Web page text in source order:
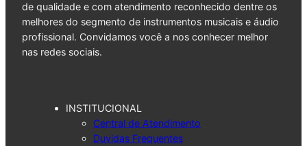
de qualidade e com atendimento reconhecido dentre os
melhores do segmento de instrumentos musicais e áudio
profissional. Convidamos você a nos conhecer melhor
nas redes sociais.
INSTITUCIONAL
Central de Atendimento
Duvidas Frequentes